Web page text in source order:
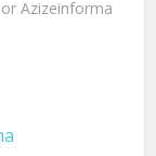
Azizeinforma